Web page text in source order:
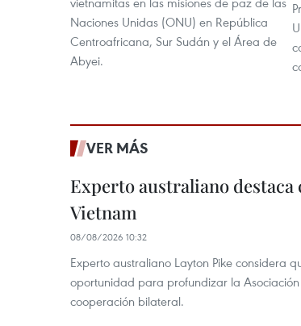
Naciones Unidas (ONU) en República
Centroafricana, Sur Sudán y el Área de
Abyei.
VER MÁS
Experto australiano
Vietnam
08/08/2026 10:32
Experto australiano Layton Pike considera
oportunidad para profundizar la
cooperación bilateral.